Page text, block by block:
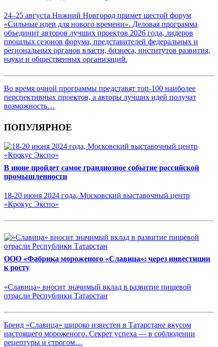
24–25 августа Нижний Новгород примет шестой форум
«Сильные идеи для нового времени». Деловая программа
объединит авторов лучших проектов 2026 года, лидеров
прошлых сезонов форума, представителей федеральных и
региональных органов власти, бизнеса, институтов развития,
науки и общественных организаций.
Во время очной программы представят топ-100 наиболее
перспективных проектов, а авторы лучших идей получат
возможность…
ПОПУЛЯРНОЕ
В июне пройдет самое грандиозное событие российской
промышленности
18-20 июня 2024 года, Московский выставочный центр
«Крокус Экспо»
ООО «Фабрика мороженого «Славица»: через инвестиции
к росту
«Славица» вносит значимый вклад в развитие пищевой
отрасли Республики Татарстан
Бренд «Славица» широко известен в Татарстане вкусом
настоящего мороженого. Секрет успеха — в соблюдении
рецептуры и строгом…